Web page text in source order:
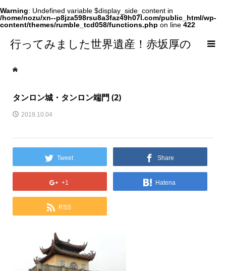
Warning: Undefined variable $display_side_content in
/home/nozu/xn--p8jza598rsu8a3faz49h07l.com/public_html/wp-
content/themes/rumble_tcd058/functions.php on line 422
行ってみました世界遺産！赤坂厚の
world Heritage
タンロン城・タンロン端門 (2)
2019.10.04
Tweet Share
+1 Hatena
RSS